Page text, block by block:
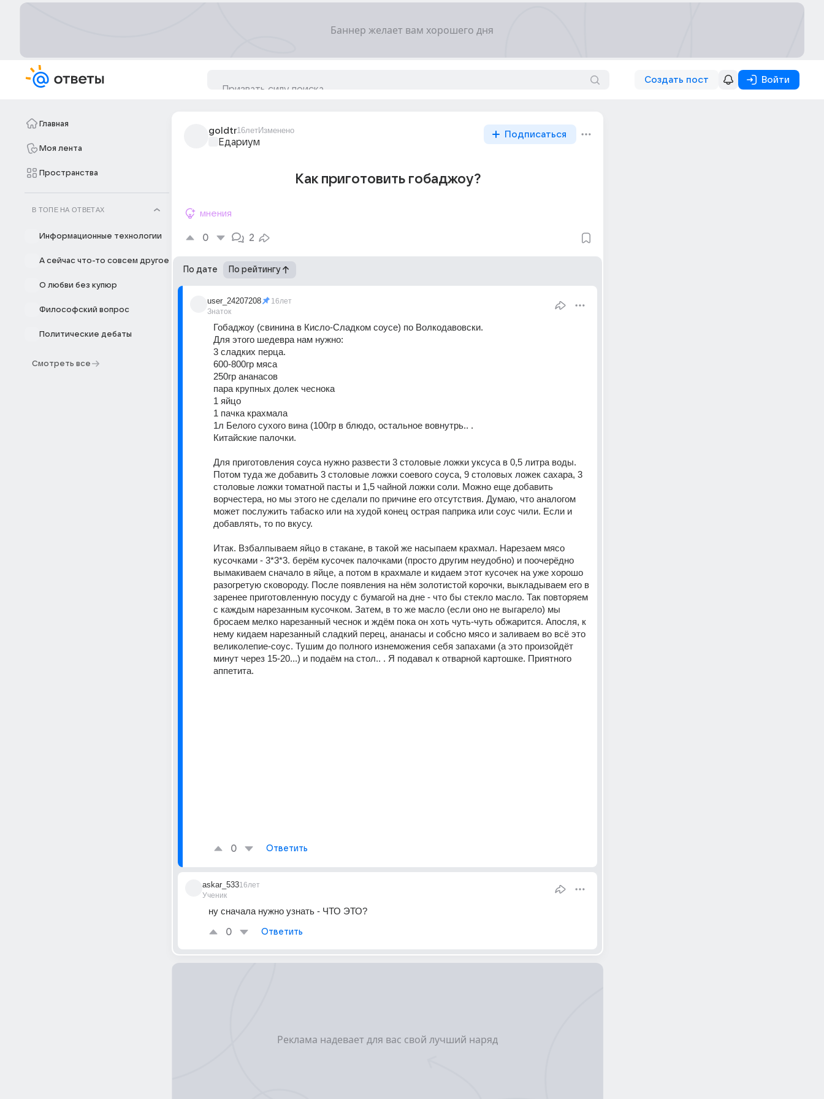
Создать пост Войти
Главная
Моя лента
Пространства
В ТОПЕ НА ОТВЕТАХ
Информационные технологии
А сейчас что-то совсем другое
О любви без купюр
Философский вопрос
Политические дебаты
Смотреть все
goldtr16летИзменено
Едариум
Подписаться
Как приготовить гобаджоу?
мнения
0 2
По дате По рейтингу
user_24207208
Знаток
16лет
Гобаджоу (свинина в Кисло-Сладком соусе) по Волкодавовски.
Для этого шедевра нам нужно:
3 сладких перца.
600-800гр мяса
250гр ананасов
пара крупных долек чеснока
1 яйцо
1 пачка крахмала
1л Белого сухого вина (100гр в блюдо, остальное вовнутрь.. .
Китайские палочки.
Для приготовления соуса нужно развести 3 столовые ложки уксуса в 0,5 литра воды.
Потом туда же добавить 3 столовые ложки соевого соуса, 9 столовых ложек сахара, 3
столовые ложки томатной пасты и 1,5 чайной ложки соли. Можно еще добавить
ворчестера, но мы этого не сделали по причине его отсутствия. Думаю, что аналогом
может послужить табаско или на худой конец острая паприка или соус чили. Если и
добавлять, то по вкусу.
Итак. Взбалпываем яйцо в стакане, в такой же насыпаем крахмал. Нарезаем мясо
кусочками - 3*3*3. берём кусочек палочками (просто другим неудобно) и поочерёдно
вымакиваем сначало в яйце, а потом в крахмале и кидаем этот кусочек на уже хорошо
разогретую сковороду. После появления на нём золотистой корочки, выкладываем его в
заренее приготовленную посуду с бумагой на дне - что бы стекло масло. Так повторяем
с каждым нарезанным кусочком. Затем, в то же масло (если оно не выгарело) мы
бросаем мелко нарезанный чеснок и ждём пока он хоть чуть-чуть обжарится. Апосля, к
нему кидаем нарезанный сладкий перец, ананасы и собсно мясо и заливаем во всё это
великолепие-соус. Тушим до полного изнеможения себя запахами (а это произойдёт
минут через 15-20...) и подаём на стол.. . Я подавал к отварной картошке. Приятного
аппетита.
0 Ответить
askar_533
Ученик
16лет
ну сначала нужно узнать - ЧТО ЭТО?
0 Ответить